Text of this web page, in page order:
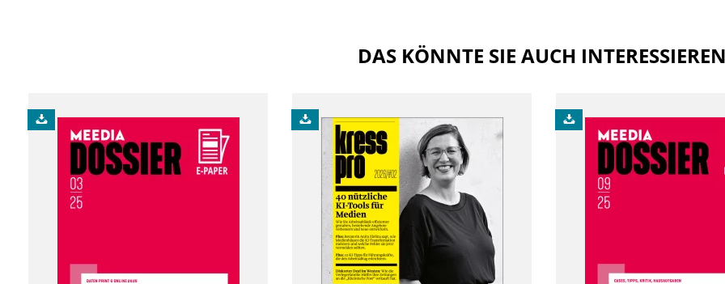
DAS KÖNNTE SIE AUCH